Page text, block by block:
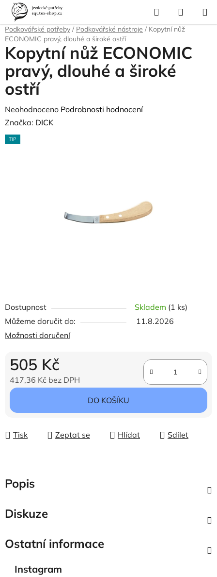
Přejít
obsah
Hledat
KOŠÍK
Domů
Pro koně
Podkovářské potřeby / Podkovářské nástroje / Kopytní nůž
ECONOMIC pravý, dlouhé a široké ostří
Dostupnost Skladem (1 ks)
Můžeme doručit do:
11.8.2026
Možnosti doručení
505 Kč
417,36 Kč bez DPH
Měrná cena:
DO KOŠÍKU
Tisk Zeptat se Hlídat Sdílet
Kopytní nůž ECONOMIC
pravý, dlouhé a široké
ostří
Průměrné
hodnocení
produktu
Neohodnoceno Podrobnosti hodnocení
Značka: DICK
TIP
Popis
Diskuze
Ostatní informace
Instagram